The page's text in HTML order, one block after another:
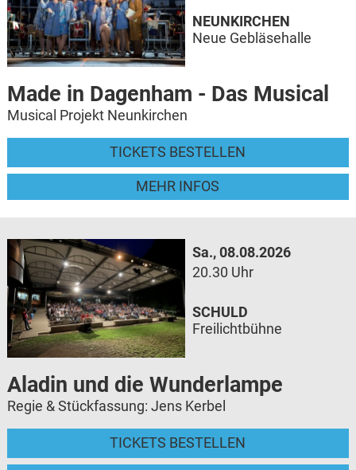
Made in Dagenham - Das Musical
Musical Projekt Neunkirchen
TICKETS BESTELLEN
MEHR INFOS
NEUNKIRCHEN
Neue Gebläsehalle
Sa., 08.08.2026
20.30 Uhr
Aladin und die Wunderlampe
Regie & Stückfassung: Jens Kerbel
TICKETS BESTELLEN
SCHULD
Freilichtbühne